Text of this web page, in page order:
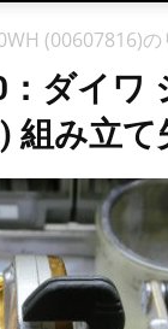
(00607816)
ダイワ
組み立て